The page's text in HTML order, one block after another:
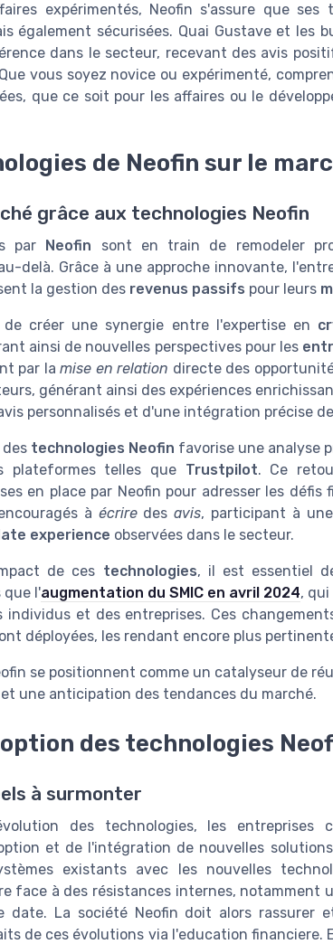
expérimentés, Neofin s'assure que ses
également sécurisées. Quai Gustave et les
dans le secteur, recevant des avis
vous soyez novice ou expérimenté,
que ce soit pour les affaires ou le
de Neofin sur le
grâce aux technologies Neofin
par Neofin sont en train de remodeler
delà. Grâce à une approche innovante,
la gestion des revenus passifs pour leurs
créer une synergie entre l'expertise en
ainsi de nouvelles perspectives pour les
par la mise en relation directe des
générant ainsi des expériences
personnalisés et d'une intégration précise
technologies Neofin favorise une analyse
plateformes telles que Trustpilot. Ce
en place par Neofin pour adresser les
à écriredesavis, participant à
experience observées dans le secteur.
de ces technologies, il est essentiel
que l'augmentation du SMIC en avril 2024,
individus et des entreprises. Ces
déployées, les rendant encore plus
se positionnent comme un catalyseur de
et une anticipation des tendances du marché.
des technologies
à surmonter
des technologies, les entreprises
et de l'intégration de nouvelles
existants avec les nouvelles
face à des résistances internes, notamment
date. La société Neofin doit alors rassurer
de ces évolutions via l'education financiere.